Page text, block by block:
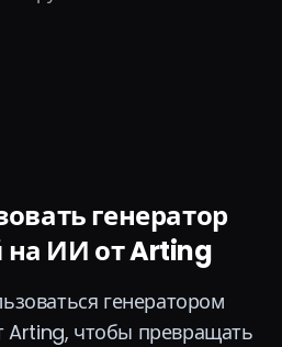
генератор
ИИ от Arting
генератором
чтобы превращать